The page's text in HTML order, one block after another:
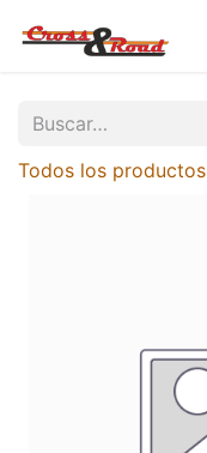
Todos los productos